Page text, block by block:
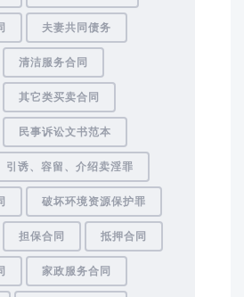
夫妻共同债务
清洁服务合同
其它类买卖合同
民事诉讼文书范本
引诱、容留、介绍卖淫罪
破坏环境资源保护罪
担保合同 抵押合同
家政服务合同